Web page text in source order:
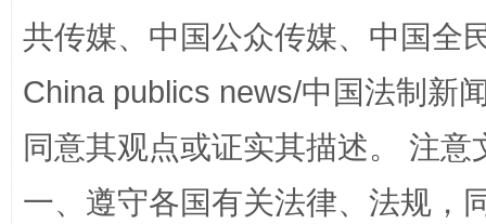
漫山遍野的桃花与雪山、麦地、白藏房 除
共传媒、中国公众传媒、中国全
China publics news/中国法制新
同意其观点或证实其描述。 注
一、遵守各国有关法律、法规，